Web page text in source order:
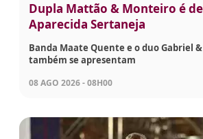
Dupla Mattão & Monteiro é
Aparecida Sertaneja
Banda Maate Quente e o duo Gabriel
também se apresentam
08 AGO 2026 - 08H00